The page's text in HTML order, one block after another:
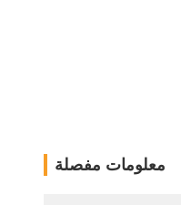
معلومات مفصلة